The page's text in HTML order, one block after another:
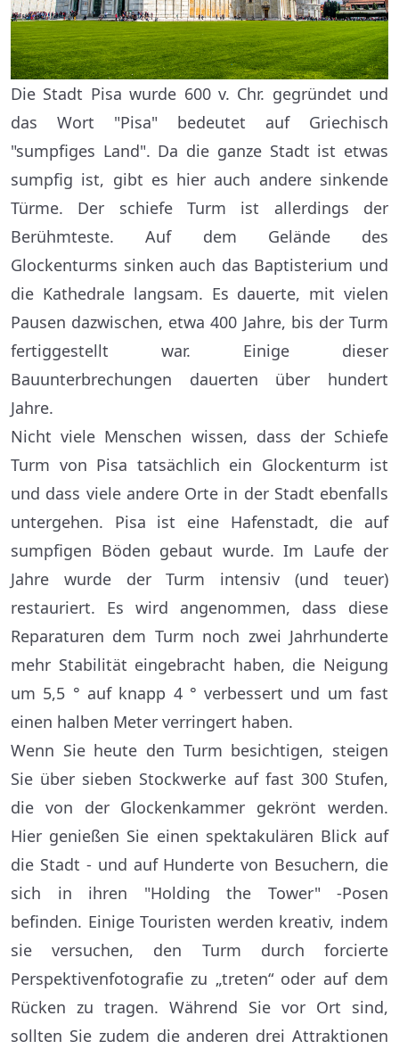
Die Stadt Pisa wurde 600 v. Chr. gegründet und
das Wort "Pisa" bedeutet auf Griechisch
"sumpfiges Land". Da die ganze Stadt ist etwas
sumpfig ist, gibt es hier auch andere sinkende
Türme. Der schiefe Turm ist allerdings der
Berühmteste. Auf dem Gelände des
Glockenturms sinken auch das Baptisterium und
die Kathedrale langsam. Es dauerte, mit vielen
Pausen dazwischen, etwa 400 Jahre, bis der Turm
fertiggestellt war. Einige dieser
Bauunterbrechungen dauerten über hundert
Jahre.
Nicht viele Menschen wissen, dass der Schiefe
Turm von Pisa tatsächlich ein Glockenturm ist
und dass viele andere Orte in der Stadt ebenfalls
untergehen. Pisa ist eine Hafenstadt, die auf
sumpfigen Böden gebaut wurde. Im Laufe der
Jahre wurde der Turm intensiv (und teuer)
restauriert. Es wird angenommen, dass diese
Reparaturen dem Turm noch zwei Jahrhunderte
mehr Stabilität eingebracht haben, die Neigung
um 5,5 ° auf knapp 4 ° verbessert und um fast
einen halben Meter verringert haben.
Wenn Sie heute den Turm besichtigen, steigen
Sie über sieben Stockwerke auf fast 300 Stufen,
die von der Glockenkammer gekrönt werden.
Hier genießen Sie einen spektakulären Blick auf
die Stadt - und auf Hunderte von Besuchern, die
sich in ihren "Holding the Tower" -Posen
befinden. Einige Touristen werden kreativ, indem
sie versuchen, den Turm durch forcierte
Perspektivenfotografie zu „treten“ oder auf dem
Rücken zu tragen. Während Sie vor Ort sind,
sollten Sie zudem die anderen drei Attraktionen